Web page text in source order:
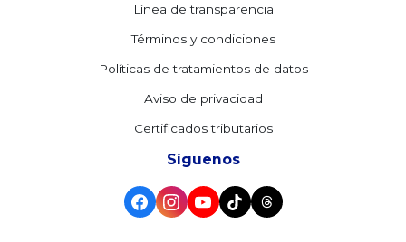
Línea de transparencia
Términos y condiciones
Políticas de tratamientos de datos
Aviso de privacidad
Certificados tributarios
Síguenos